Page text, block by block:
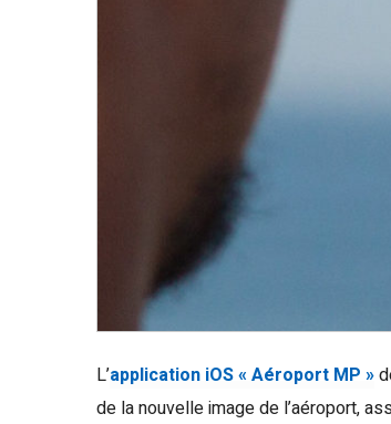
L’application iOS « Aéroport MP »
de la nouvelle image de l’aéroport,